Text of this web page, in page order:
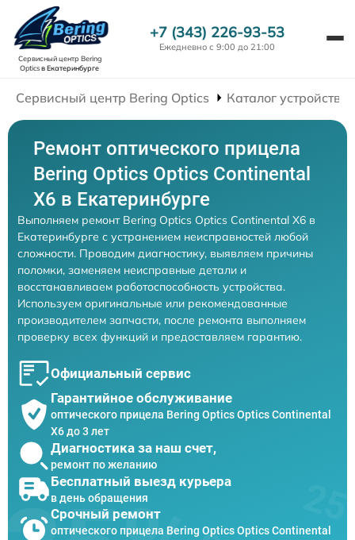
Сервисный центр Bering
Opticsв Екатеринбурге
+7 (343) 226-93-53
Ежедневно с 9:00 до 21:00
Сервисный центр Bering Optics Каталог устройств
Ремонт оптического прицела
Bering Optics Optics Continental
X6 в Екатеринбурге
Выполняем ремонт Bering Optics Optics Continental X6 в
Екатеринбурге с устранением неисправностей любой
сложности. Проводим диагностику, выявляем причины
поломки, заменяем неисправные детали и
восстанавливаем работоспособность устройства.
Используем оригинальные или рекомендованные
производителем запчасти, после ремонта выполняем
проверку всех функций и предоставляем гарантию.
Официальный сервис
Гарантийное обслуживание
оптического прицела Bering Optics Optics Continental
X6 до 3 лет
Диагностика за наш счет,
ремонт по желанию
Бесплатный выезд курьера
в день обращения
Срочный ремонт
оптического прицела Bering Optics Optics Continental